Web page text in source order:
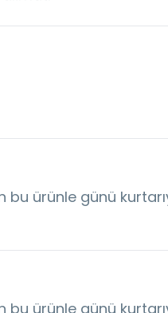
bu ürünle günü
bu ürünle günü